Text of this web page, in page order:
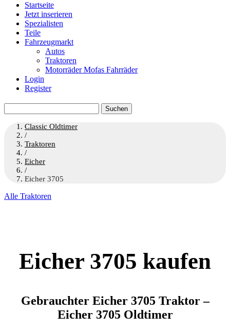
Startseite
Jetzt inserieren
Spezialisten
Teile
Fahrzeugmarkt
Autos
Traktoren
Motorräder Mofas Fahrräder
Login
Register
nach:
Classic Oldtimer
/
Traktoren
/
Eicher
/
Eicher 3705
Alle Traktoren
Eicher 3705 kaufen
Gebrauchter Eicher 3705 Traktor –
Eicher 3705 Oldtimer